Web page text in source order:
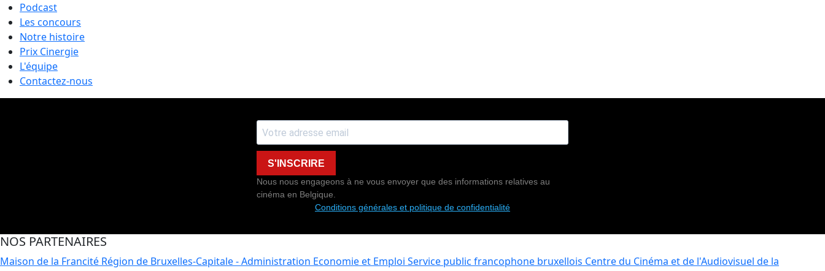
Podcast
Les concours
Notre histoire
Prix Cinergie
L'équipe
Contactez-nous
S'INSCRIRE
Nous nous engageons à ne vous envoyer que des informations relatives au
cinéma en Belgique.
Conditions générales et politique de confidentialité
NOS PARTENAIRES
Maison de la Francité Région de Bruxelles-Capitale - Administration Economie et Emploi Service public francophone bruxellois Centre du Cinéma et de l'Audiovisuel de la